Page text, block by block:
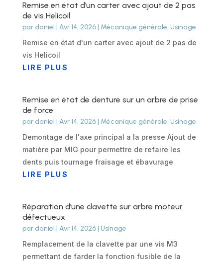
Remise en état d’un carter avec ajout de 2 pas
de vis Helicoil
par daniel | Avr 14, 2026| Mécanique générale, Usinage
Remise en état d'un carter avec ajout de 2 pas de
vis Helicoil
LIRE PLUS
Remise en état de denture sur un arbre de prise
de force
par daniel | Avr 14, 2026| Mécanique générale, Usinage
Demontage de l'axe principal a la presse Ajout de
matière par MIG pour permettre de refaire les
dents puis tournage fraisage et ébavurage
LIRE PLUS
Réparation d’une clavette sur arbre moteur
défectueux
par daniel | Avr 14, 2026| Usinage
Remplacement de la clavette par une vis M3
permettant de farder la fonction fusible de la